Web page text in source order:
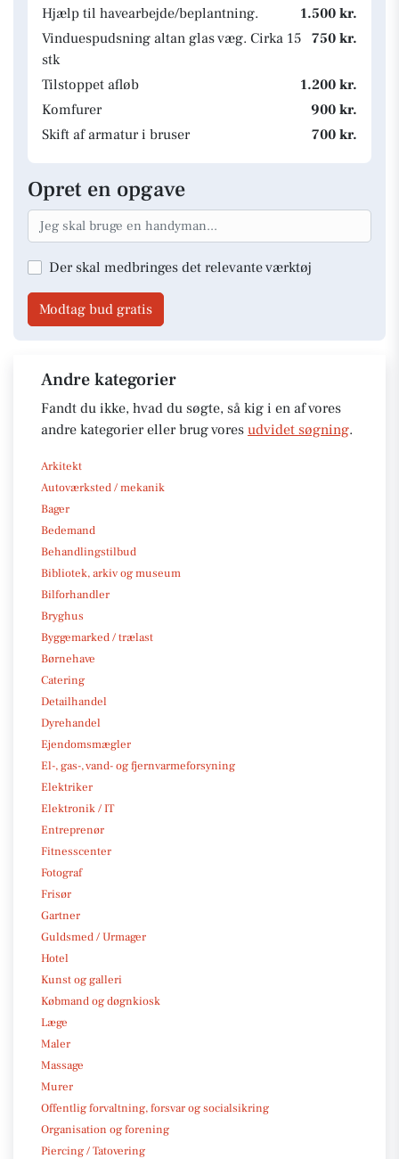
Hjælp til havearbejde/beplantning.
1.500 kr.
Vinduespudsning altan glas væg. Cirka 15
stk
750 kr.
Tilstoppet afløb
1.200 kr.
Komfurer
900 kr.
Skift af armatur i bruser
700 kr.
Opret en opgave
Der skal medbringes det relevante værktøj
Modtag bud gratis
Andre kategorier
Fandt du ikke, hvad du søgte, så kig i en af vores
andre kategorier eller brug vores udvidet søgning.
Arkitekt
Autoværksted / mekanik
Bager
Bedemand
Behandlingstilbud
Bibliotek, arkiv og museum
Bilforhandler
Bryghus
Byggemarked / trælast
Børnehave
Catering
Detailhandel
Dyrehandel
Ejendomsmægler
El-, gas-, vand- og fjernvarmeforsyning
Elektriker
Elektronik / IT
Entreprenør
Fitnesscenter
Fotograf
Frisør
Gartner
Guldsmed / Urmager
Hotel
Kunst og galleri
Købmand og døgnkiosk
Læge
Maler
Massage
Murer
Offentlig forvaltning, forsvar og socialsikring
Organisation og forening
Piercing / Tatovering